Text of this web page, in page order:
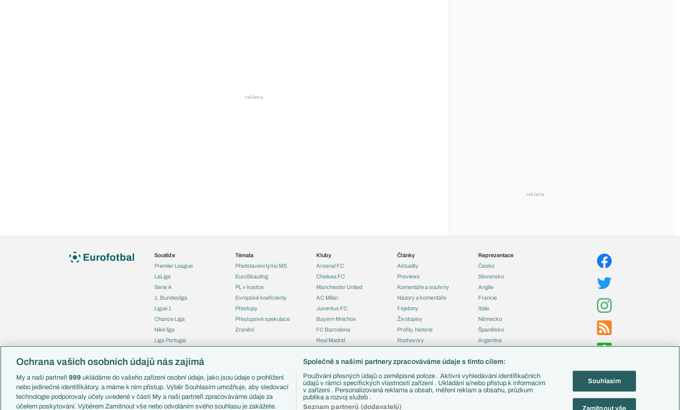
Soutěže
Premier League
LaLiga
Serie A
1. Bundesliga
Ligue 1
Chance Liga
Niké liga
Liga Portugal
Liga mistrů
Mistrovství světa
Liga národů
Témata
Představení týmů MS
EuroSkauting
PL v kostce
Evropské koeficienty
Přestupy
Přestupové spekulace
Zranění
Kluby
Arsenal FC
Chelsea FC
Manchester United
AC Milán
Juventus FC
Bayern Mnichov
FC Barcelona
Real Madrid
Články
Aktuality
Previews
Komentáře a souhrny
Názory a komentáře
Fejetony
Životopisy
Profily, historie
Rozhovory
Reprezentace
Česko
Slovensko
Anglie
Francie
Itálie
Německo
Španělsko
Argentina
Zápasy
Livescore
Ochrana vašich osobních údajů nás zajímá
My a naši partneři 999 ukládáme do vašeho zařízení osobní údaje, jako jsou údaje o prohlížení
nebo jedinečné identifikátory, a máme k nim přístup. Výběr Souhlasím umožňuje, aby sledovací
technologie podporovaly účely uvedené v části My a naši partneři zpracováváme údaje za
účelem poskytování. Výběrem Zamítnout vše nebo odvoláním svého souhlasu je zakážete.
Společně s našimi partnery zpracováváme údaje s tímto cílem:
Používání přesných údajů o zeměpisné poloze . Aktivní vyhledávání identifikačních
údajů v rámci specifických vlastností zařízení . Ukládání a/nebo přístup k informacím
v zařízení . Personalizovaná reklama a obsah, měření reklam a obsahu, průzkum
publika a rozvoj služeb .
Seznam partnerů (dodavatelů)
Souhlasím
Zamítnout vše